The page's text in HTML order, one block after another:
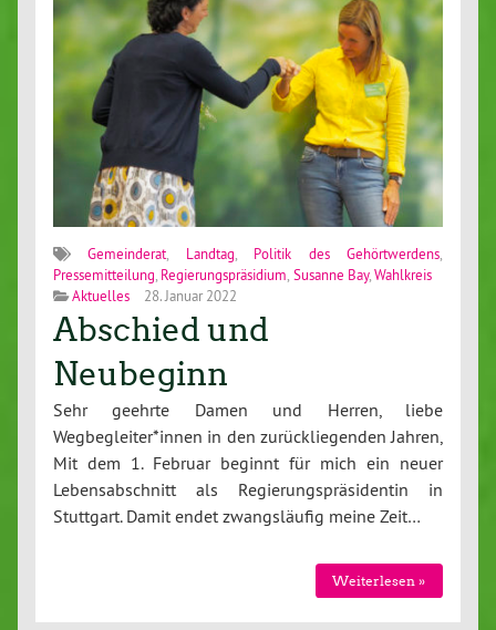
Gemeinderat Landtag Politik des Gehörtwerdens
Pressemitteilung Regierungspräsidium Susanne Bay, Wahlkreis
Aktuelles
28. Januar 2022
Abschied und
Neubeginn
Sehr geehrte Damen und Herren, liebe
Wegbegleiter*innen in den zurückliegenden Jahren,
Mit dem 1. Februar beginnt für mich ein neuer
Lebensabschnitt als Regierungspräsidentin in
Stuttgart. Damit endet zwangsläufig meine Zeit…
Weiterlesen »